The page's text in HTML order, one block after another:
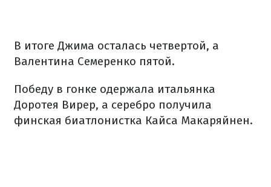
В итоге Джима осталась четвертой, а
Валентина Семеренко пятой.
Победу в гонке одержала итальянка
Доротея Вирер, а серебро получила
финская биатлонистка Кайса Макаряйнен.